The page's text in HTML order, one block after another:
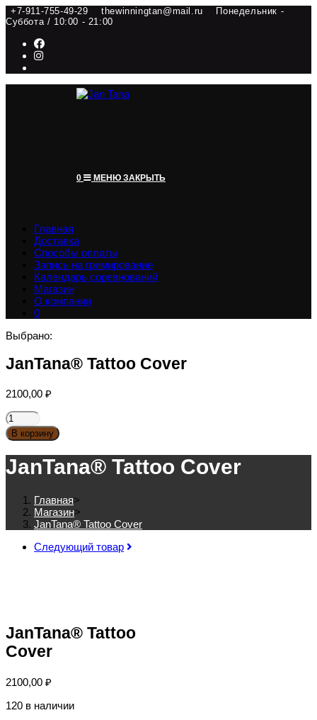
Перейти
к
+7-911-755-49-29 thewinningtan@mail.ru
Понедельник -
Суббота / 10:00 - 21:00
0 МЕНЮ ЗАКРЫТЬ
Главная
Доставка
Способы оплаты
Запись на гримирование
Календарь соревнований
Магазин
О компании
0
Выбрано:
JanTana® Tattoo Cover
2100,00 ₽
Количество
товара
JanTana®
Tattoo
Cover
В корзину
JanTana® Tattoo Cover
Главная>
Магазин>
JanTana® Tattoo Cover
Следующий товар
JanTana® Tattoo
Cover
2100,00 ₽
120 в наличии